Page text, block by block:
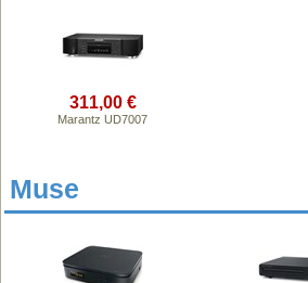
311,00 €
Marantz UD7007
Muse